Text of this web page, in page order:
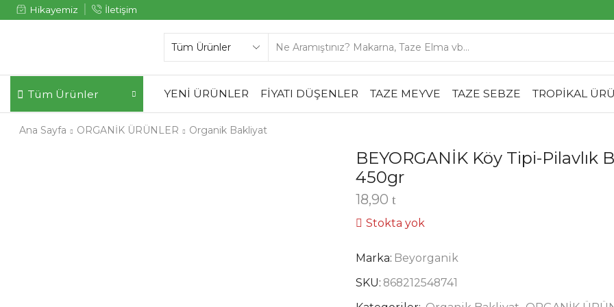
Hikayemiz İletişim
INPUT
Tüm Ürünler YENİ ÜRÜNLER FİYATI DÜŞENLER TAZE MEYVE TAZE SEBZE TROPİKAL
Ana Sayfa ORGANİK ÜRÜNLER Organik Bakliyat
BEYORGANİK Köy Tipi-Pilavlık
450gr
18,90
Stokta yok
Marka: Beyorganik
SKU: 868212548741